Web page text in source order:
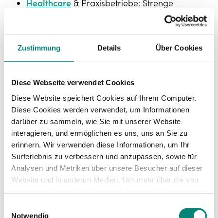
Zustimmung Details Über Cookies
Diese Webseite verwendet Cookies
Diese Website speichert Cookies auf Ihrem Computer.
Diese Cookies werden verwendet, um Informationen
darüber zu sammeln, wie Sie mit unserer Website
interagieren, und ermöglichen es uns, uns an Sie zu
erinnern. Wir verwenden diese Informationen, um Ihr
Surferlebnis zu verbessern und anzupassen, sowie für
Analysen und Metriken über unsere Besucher auf dieser
Website und in anderen Medien. Um mehr über die von
Datenschutzerklärung
Notwendig
Healthcare & Praxisbetriebe: Strenge
Arbeitszeitvorgaben machen digitale
Einzelhandel: Schwankende Besucherzahlen
erfordern flexible Anpassungen, die nur
digital effizient möglich sind.
lassen sich digital übersichtlicher und
gesetzeskonform abbilden.
Excel vs. digitale
Schichtplanung:
der direkte
Vergleich